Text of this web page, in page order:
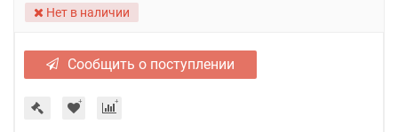
Нет в наличии
Сообщить о поступлении